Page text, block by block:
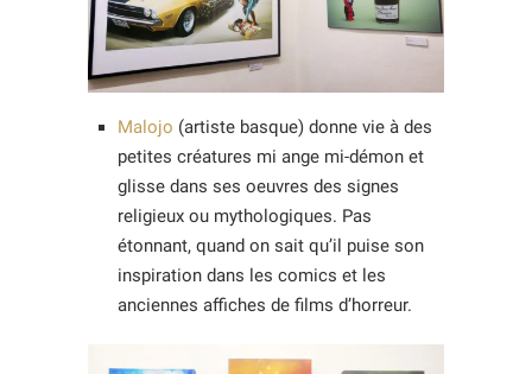
Malojo (artiste basque) donne vie à des
petites créatures mi ange mi-démon et
glisse dans ses oeuvres des signes
religieux ou mythologiques. Pas
étonnant, quand on sait qu’il puise son
inspiration dans les comics et les
anciennes affiches de films d’horreur.